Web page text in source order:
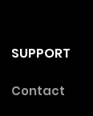
SUPPORT
Contact